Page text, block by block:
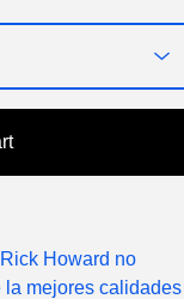
Howard no
la mejores calidades